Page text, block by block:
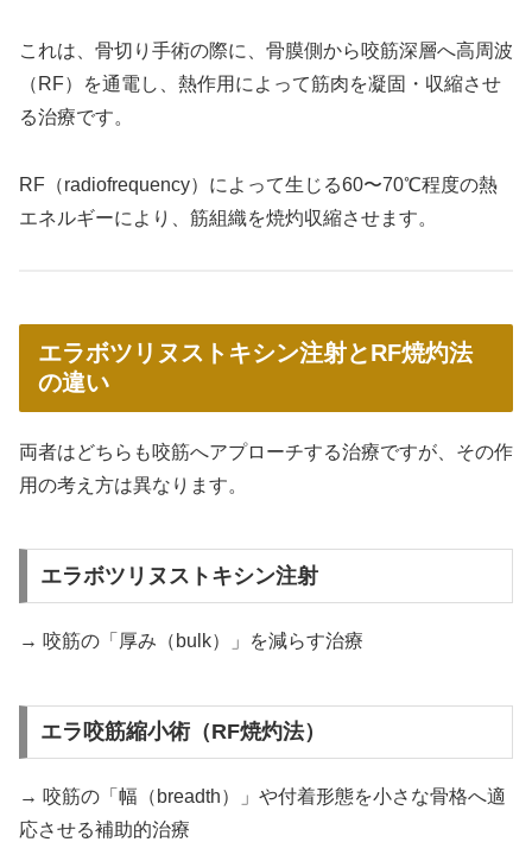
これは、骨切り手術の際に、骨膜側から咬筋深層へ高周波
（RF）を通電し、熱作用によって筋肉を凝固・収縮させ
る治療です。
RF（radiofrequency）によって生じる60〜70℃程度の熱
エネルギーにより、筋組織を焼灼収縮させます。
エラボツリヌストキシン注射とRF焼灼法
の違い
両者はどちらも咬筋へアプローチする治療ですが、その作
用の考え方は異なります。
エラボツリヌストキシン注射
→ 咬筋の「厚み（bulk）」を減らす治療
エラ咬筋縮小術（RF焼灼法）
→ 咬筋の「幅（breadth）」や付着形態を小さな骨格へ適
応させる補助的治療